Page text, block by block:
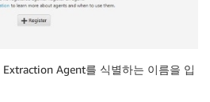
Extraction Agent를 식별하는 이름을 입